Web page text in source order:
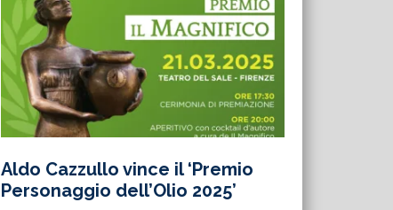
Aldo Cazzullo vince il ‘Premio
Personaggio dell’Olio 2025’